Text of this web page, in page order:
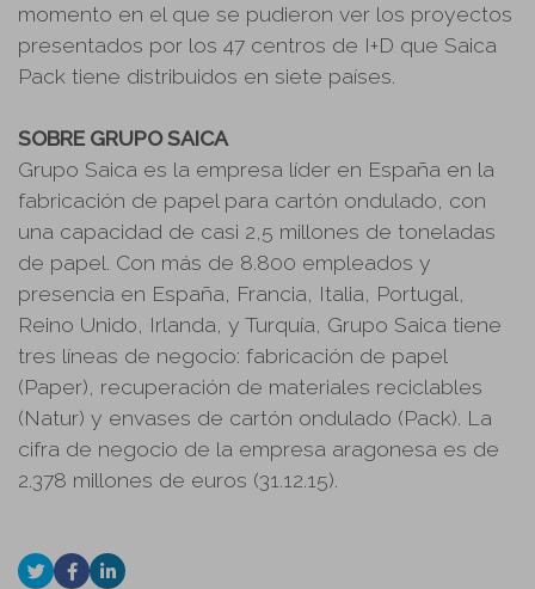
momento en el que se pudieron ver los proyectos
presentados por los 47 centros de I+D que Saica
Pack tiene distribuidos en siete países.
SOBRE GRUPO SAICA
Grupo Saica es la empresa líder en España en la
fabricación de papel para cartón ondulado, con
una capacidad de casi 2,5 millones de toneladas
de papel. Con más de 8.800 empleados y
presencia en España, Francia, Italia, Portugal,
Reino Unido, Irlanda, y Turquía, Grupo Saica tiene
tres líneas de negocio: fabricación de papel
(Paper), recuperación de materiales reciclables
(Natur) y envases de cartón ondulado (Pack). La
cifra de negocio de la empresa aragonesa es de
2.378 millones de euros (31.12.15).